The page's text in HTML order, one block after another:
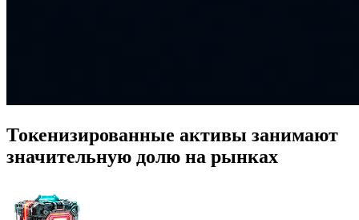
Токенизированные активы занимают
значительную долю на рынках